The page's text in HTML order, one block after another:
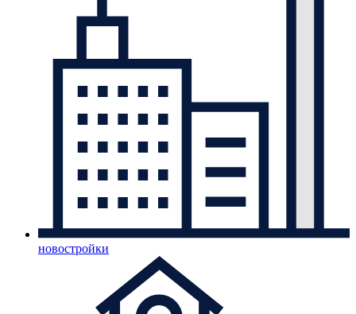
новостройки